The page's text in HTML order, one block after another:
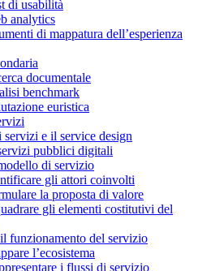
di usabilità
analytics
di mappatura dell’esperienza
documentale
benchmark
euristica
servizi e il service design
pubblici digitali
di servizio
gli attori coinvolti
la proposta di valore
gli elementi costitutivi del
funzionamento del servizio
l’ecosistema
i flussi di servizio